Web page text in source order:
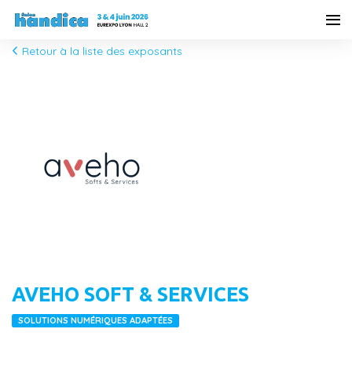
Retour à la liste des exposants
AVEHO SOFT & SERVICES
SOLUTIONS NUMÉRIQUES ADAPTÉES